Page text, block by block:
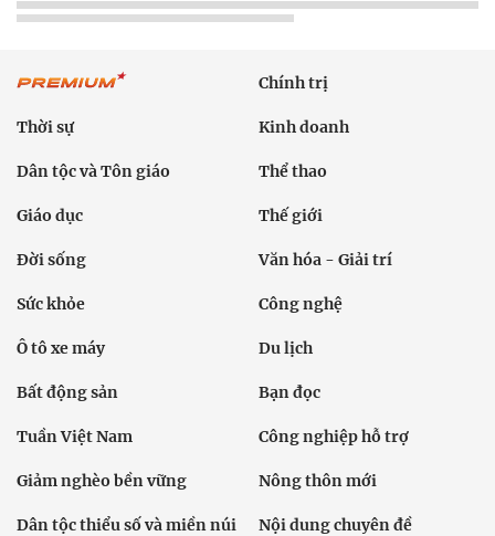
Chính trị
Thời sự Kinh doanh
Dân tộc và Tôn giáo Thể thao
Giáo dục Thế giới
Đời sống Văn hóa - Giải trí
Sức khỏe Công nghệ
Ô tô xe máy Du lịch
Bất động sản Bạn đọc
Tuần Việt Nam Công nghiệp hỗ trợ
Giảm nghèo bền vững Nông thôn mới
Dân tộc thiểu số và miền núi Nội dung chuyên đề